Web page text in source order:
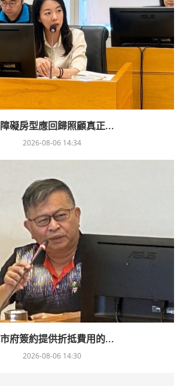
礙房型應回歸照顧真正...
2026-08-06 14:34
府簽約提供折抵費用的...
2026-08-06 14:30